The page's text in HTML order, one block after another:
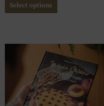
Select options